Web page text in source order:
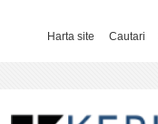
Harta site Cautari